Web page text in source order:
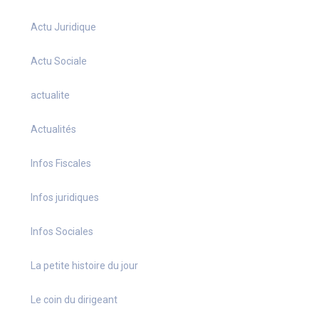
Actu Juridique
Actu Sociale
actualite
Actualités
Infos Fiscales
Infos juridiques
Infos Sociales
La petite histoire du jour
Le coin du dirigeant